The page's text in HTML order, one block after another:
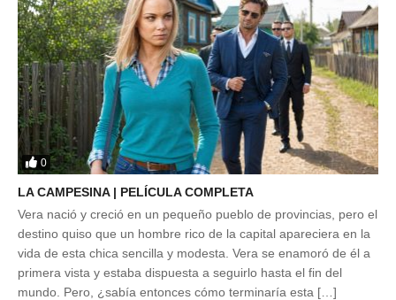
0
LA CAMPESINA | PELÍCULA COMPLETA
Vera nació y creció en un pequeño pueblo de provincias, pero el
destino quiso que un hombre rico de la capital apareciera en la
vida de esta chica sencilla y modesta. Vera se enamoró de él a
primera vista y estaba dispuesta a seguirlo hasta el fin del
mundo. Pero, ¿sabía entonces cómo terminaría esta […]